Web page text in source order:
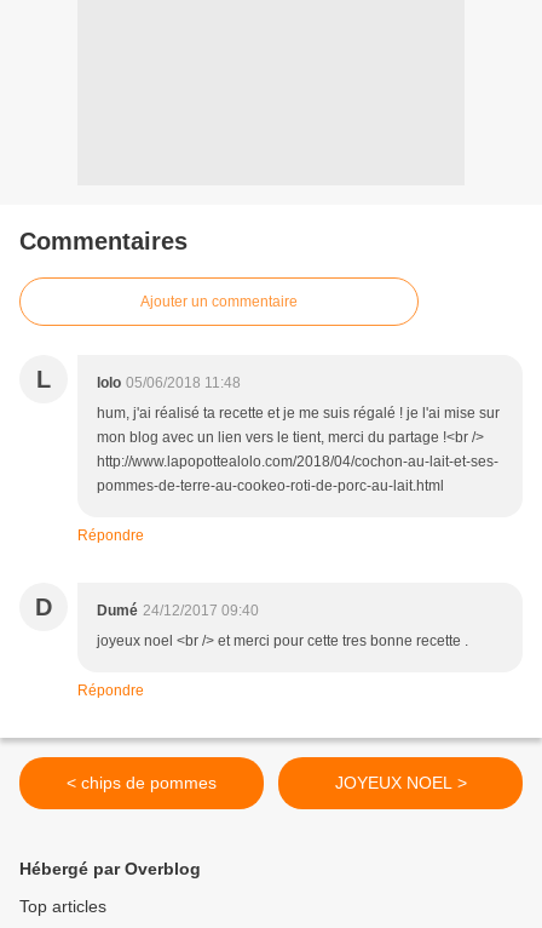
Commentaires
Ajouter un commentaire
L lolo 05/06/2018 11:48
hum, j'ai réalisé ta recette et je me suis régalé ! je l'ai mise sur
mon blog avec un lien vers le tient, merci du partage !<br />
http://www.lapopottealolo.com/2018/04/cochon-au-lait-et-ses-
pommes-de-terre-au-cookeo-roti-de-porc-au-lait.html
Répondre
D Dumé 24/12/2017 09:40
joyeux noel <br /> et merci pour cette tres bonne recette .
Répondre
< chips de pommes JOYEUX NOEL >
Hébergé par Overblog
Top articles